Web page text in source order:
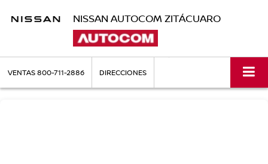
NISSAN AUTOCOM ZITÁCUARO
VENTAS800-711-2886 DIRECCIONES